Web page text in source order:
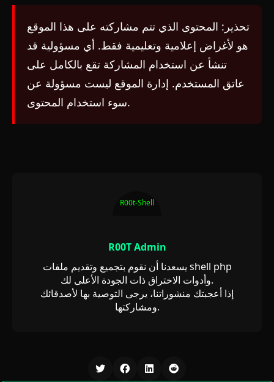
تحذير: المحتوى الذي تتم مشاركته على هذا الموقع
هو لأغراض إعلامية وتعليمية فقط. أي مسؤولية قد
تنشأ عن استخدام المشاركة تقع بالكامل على
عاتق المستخدم. إدارة الموقع ليست مسؤولة عن
سوء استخدام المحتوى.
R00t-Shell
R00T Admin
يسعدنا أن نقوم بتجميع وتقديم ملفات shell php
وأدوات الاختراق ذات الجودة الأعلى لك.
إذا أعجبتك منشوراتنا، يرجى التوصية بها لأصدقائك
ومشاركتها.